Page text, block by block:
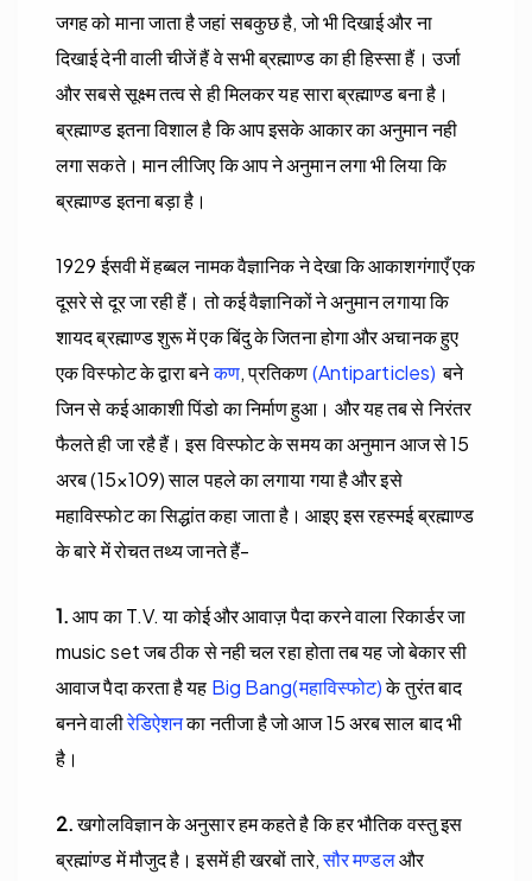
जगह को माना जाता है जहां सबकुछ है, जो भी दिखाई और ना
दिखाई देनी वाली चीजें हैं वे सभी ब्रह्माण्ड का ही हिस्सा हैं। उर्जा
और सबसे सूक्ष्म तत्व से ही मिलकर यह सारा ब्रह्माण्ड बना है।
ब्रह्माण्ड इतना विशाल है कि आप इसके आकार का अनुमान नही
लगा सकते। मान लीजिए कि आप ने अनुमान लगा भी लिया कि
ब्रह्माण्ड इतना बड़ा है।
1929 ईसवी में हब्बल नामक वैज्ञानिक ने देखा कि आकाशगंगाएँ एक
दूसरे से दूर जा रही हैं। तो कई वैज्ञानिकों ने अनुमान लगाया कि
शायद ब्रह्माण्ड शुरू में एक बिंदु के जितना होगा और अचानक हुए
एक विस्फोट के द्वारा बनेकण, प्रतिकण(Antiparticles) बने
जिन से कई आकाशी पिंडो का निर्माण हुआ। और यह तब से निरंतर
फैलते ही जा रहै हैं। इस विस्फोट के समय का अनुमान आज से 15
अरब (15×109) साल पहले का लगाया गया है और इसे
महाविस्फोट का सिद्धांत कहा जाता है। आइए इस रहस्मई ब्रह्माण्ड
के बारे में रोचत तथ्य जानते हैं-
1.आप का T.V. या कोई और आवाज़ पैदा करने वाला रिकार्डर जा
music set जब ठीक से नही चल रहा होता तब यह जो बेकार सी
आवाज पैदा करता है यह Big Bang(महाविस्फोट)के तुरंत बाद
बनने वालीरेडिऐशनका नतीजा है जो आज 15 अरब साल बाद भी
है।
2.खगोलविज्ञान के अनुसार हम कहते है कि हर भौतिक वस्तु इस
ब्रह्मांण्ड में मौजुद है। इसमें ही खरबों तारे,सौर मण्डलऔर